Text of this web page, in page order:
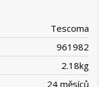
Tescoma
961982
2.18kg
24 měsíců